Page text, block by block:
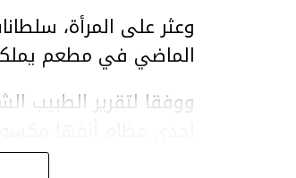
الماضي في مطعم
ووفقا لتقرير الطبيب